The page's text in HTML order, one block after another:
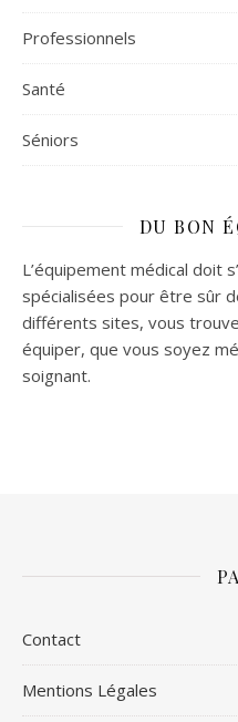
Professionnels
Santé
Séniors
DU BON
L’équipement médical doit
spécialisées pour être sûr
différents sites, vous
équiper, que vous soyez
soignant.
Contact
Mentions Légales